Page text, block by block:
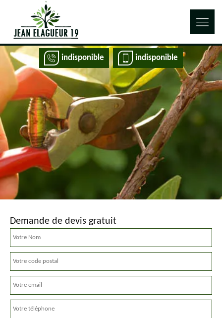
indisponible indisponible
Demande de devis gratuit